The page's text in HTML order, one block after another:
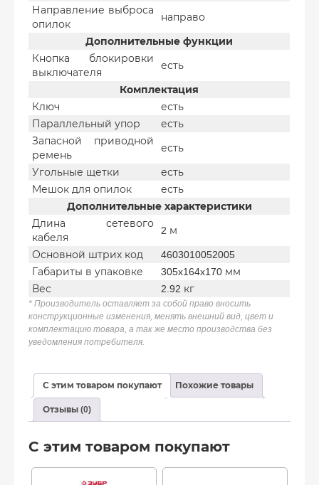
Направление выброса
опилок
направо
Дополнительные функции
Кнопка блокировки
выключателя
есть
Комплектация
Ключ
есть
Параллельный упор
есть
Запасной приводной
ремень
есть
Угольные щетки
есть
Мешок для опилок
есть
Дополнительные характеристики
Длина сетевого
кабеля
2 м
Основной штрих код
4603010052005
Габариты в упаковке
305x164x170 мм
Вес
2.92 кг
* Производитель оставляет за собой право вносить
конструкционные изменения, менять внешний вид, цвет и
комплектацию товара, а так же место производства без
уведомления потребителя.
С этим товаром покупают Похожие товары
Отзывы (0)
С этим товаром покупают